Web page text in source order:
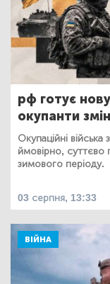
рф готує
окупанти
Окупаційні війська
ймовірно, суттєво
зимового періоду.
03 серпня, 13:33
ВІЙНА